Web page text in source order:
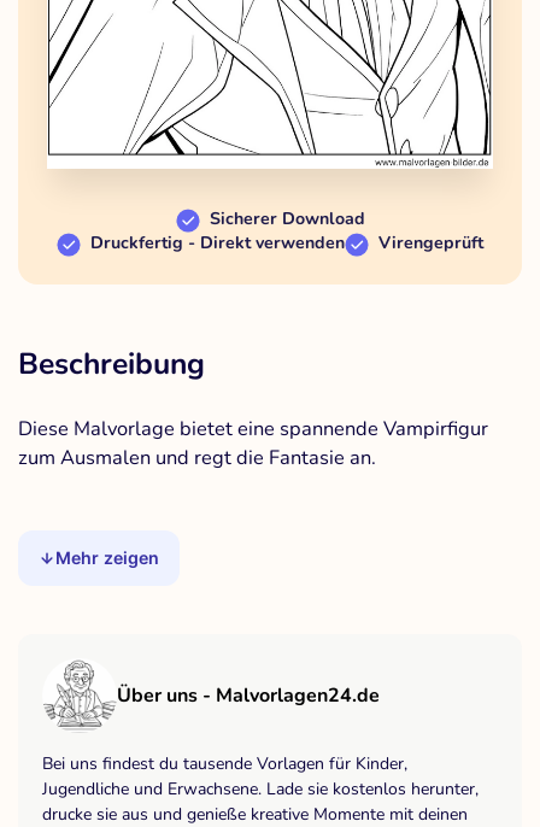
Sicherer Download
Druckfertig - Direkt verwenden
Virengeprüft
Beschreibung
Diese Malvorlage bietet eine spannende Vampirfigur
zum Ausmalen und regt die Fantasie an.
Mehr zeigen
Über uns - Malvorlagen24.de
Bei uns findest du tausende Vorlagen für Kinder,
Jugendliche und Erwachsene. Lade sie kostenlos herunter,
drucke sie aus und genieße kreative Momente mit deinen